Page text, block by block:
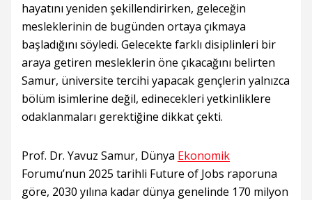
hayatını yeniden şekillendirirken, geleceğin
mesleklerinin de bugünden ortaya çıkmaya
başladığını söyledi. Gelecekte farklı disiplinleri bir
araya getiren mesleklerin öne çıkacağını belirten
Samur, üniversite tercihi yapacak gençlerin yalnızca
bölüm isimlerine değil, edinecekleri yetkinliklere
odaklanmaları gerektiğine dikkat çekti.
Prof. Dr. Yavuz Samur, Dünya Ekonomik
Forumu’nun 2025 tarihli Future of Jobs raporuna
göre, 2030 yılına kadar dünya genelinde 170 milyon